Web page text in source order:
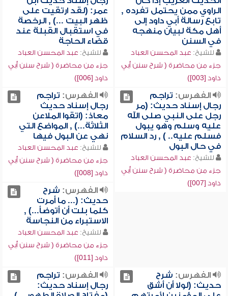
الراوي ممن يحتمل تفرده ,
تابع رسالة أبي داود إلى
أهل مكة لبيان منهجه
في السنن
للشيخ: عبد المحسن العباد
جزء من محاضرة ( شرح سنن أبي
داود [003])
عمر: (لقد ارتقيت على
ظهر البيت ...) , الرخصة
في استقبال القبلة عند
قضاء الحاجة
للشيخ: عبد المحسن العباد
جزء من محاضرة ( شرح سنن أبي
داود [006])
الفهرس: تراجم
رجال إسناد حديث: (مر
رجل على النبي صلى الله
عليه وسلم وهو يبول
فسلم عليه.. ) , رد السلام
في حال البول
للشيخ: عبد المحسن العباد
جزء من محاضرة ( شرح سنن أبي
داود [007])
الفهرس: تراجم
رجال إسناد حديث
معاذ: (اتقوا الملاعن
الثلاثة...) , المواضع التي
نهي عن البول فيها
للشيخ: عبد المحسن العباد
جزء من محاضرة ( شرح سنن أبي
داود [008])
الفهرس: شرح
حديث: (... ما أمرت
كلما بلت أن أتوضأ...) ,
الاستبراء من النجاسة
للشيخ: عبد المحسن العباد
جزء من محاضرة ( شرح سنن أبي
داود [011])
الفهرس: شرح
حديث: (لولا أن أشق
الفهرس: تراجم
رجال إسناد حديث: